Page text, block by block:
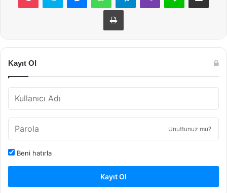
Yazdır
Kayıt Ol
Unuttunuz mu?
Beni hatırla
Kayıt Ol